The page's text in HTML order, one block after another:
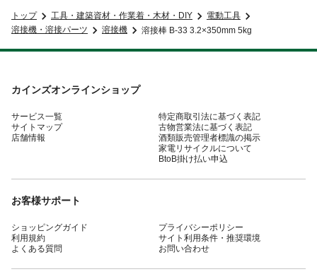
トップ 工具・建築資材・作業着・木材・DIY
電動工具
溶接機・溶接パーツ
溶接機 溶接棒 B-33 3.2×350mm 5kg
カインズオンラインショップ
サービス一覧
サイトマップ
店舗情報
特定商取引法に基づく表記
古物営業法に基づく表記
酒類販売管理者標識の掲示
家電リサイクルについて
BtoB掛け払い申込
お客様サポート
ショッピングガイド
利用規約
よくある質問
プライバシーポリシー
サイト利用条件・推奨環境
お問い合わせ